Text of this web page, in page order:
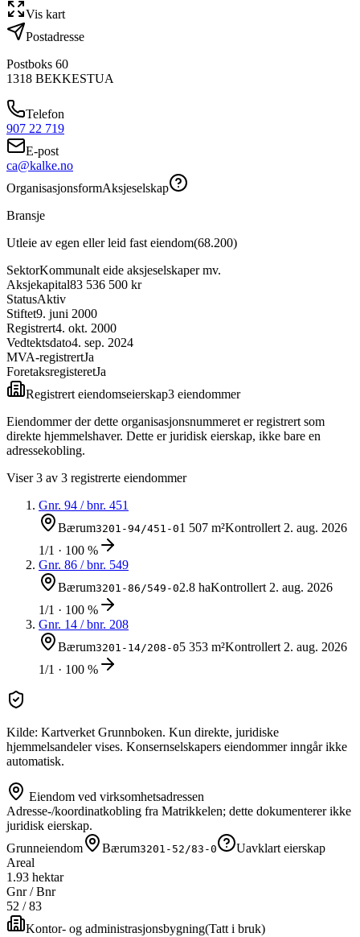
Vis kart
Postadresse
Postboks 60
1318 BEKKESTUA
Telefon
907 22 719
E-post
ca@kalke.no
OrganisasjonsformAksjeselskap
Bransje
Utleie av egen eller leid fast eiendom(68.200)
SektorKommunalt eide aksjeselskaper mv.
Aksjekapital83 536 500 kr
StatusAktiv
Stiftet9. juni 2000
Registrert4. okt. 2000
Vedtektsdato4. sep. 2024
MVA-registrertJa
ForetaksregisteretJa
Registrert eiendomseierskap3 eiendommer
Eiendommer der dette organisasjonsnummeret er registrert som
direkte hjemmelshaver. Dette er juridisk eierskap, ikke bare en
adressekobling.
Viser3 av 3 registrerte eiendommer
Gnr. 94 / bnr. 451
Bærum3201-94/451-01 507 m²Kontrollert2. aug. 2026
1/1 · 100 %
Gnr. 86 / bnr. 549
Bærum3201-86/549-02.8 haKontrollert2. aug. 2026
1/1 · 100 %
Gnr. 14 / bnr. 208
Bærum3201-14/208-05 353 m²Kontrollert2. aug. 2026
1/1 · 100 %
Kilde: Kartverket Grunnboken. Kun direkte, juridiske
hjemmelsandeler vises. Konsernselskapers eiendommer inngår ikke
automatisk.
Eiendom ved virksomhetsadressen
Adresse-/koordinatkobling fra Matrikkelen; dette dokumenterer ikke
juridisk eierskap.
Grunneiendom
Bærum3201-52/83-0
Uavklart eierskap
Areal
1.93 hektar
Gnr / Bnr
52 /83
Kontor- og administrasjonsbygning(Tatt i bruk)